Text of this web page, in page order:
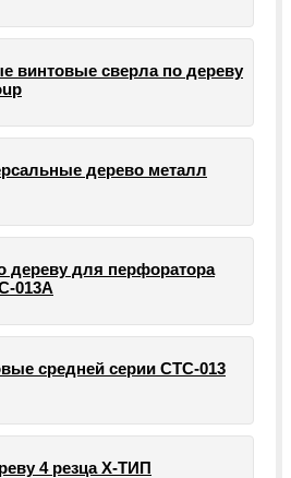
винтовые сверла по дереву
дерево металл
дереву для перфоратора
013А
средней серии СТС-013
4 резца Х-ТИП